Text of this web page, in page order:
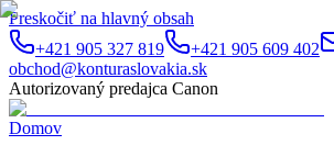
Preskočiť na hlavný obsah
+421 905 327 819
+421 905 609 402
obchod@konturaslovakia.sk
Autorizovaný predajca Canon
Domov